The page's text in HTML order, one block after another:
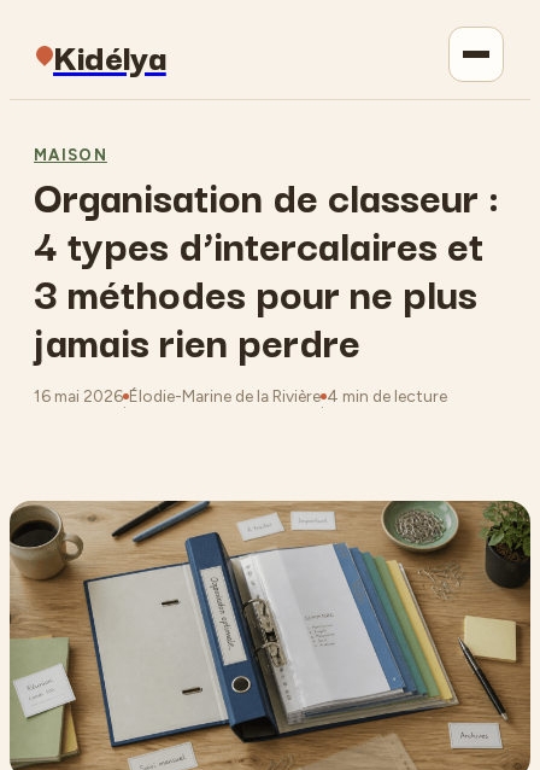
Kidélya
Maison
Jardinage
Lifestyle
MAISON
Organisation de classeur :
4 types d’intercalaires et
3 méthodes pour ne plus
jamais rien perdre
16 mai 2026
·
Élodie-Marine de la Rivière
·
4 min de lecture